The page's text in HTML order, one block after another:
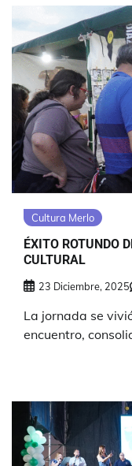
Cultura Merlo
ÉXITO ROTUNDO
CULTURAL
23 Diciembre, 2025
La jornada se
encuentro,